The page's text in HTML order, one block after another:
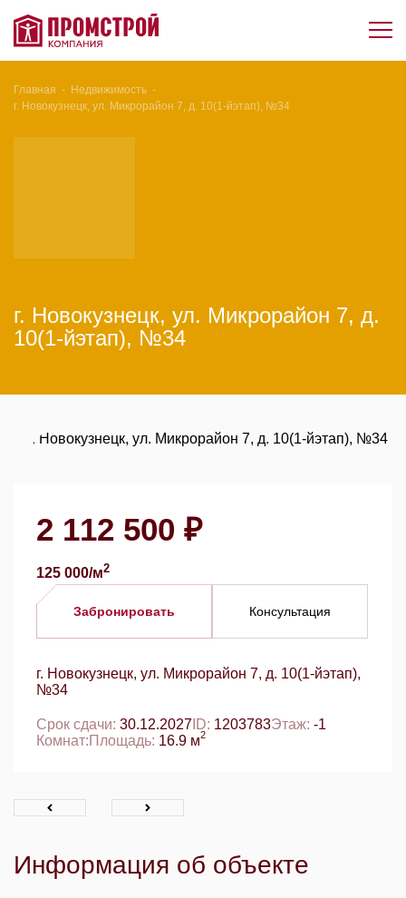
Главная - Недвижимость -
г. Новокузнецк, ул. Микрорайон 7, д. 10(1-йэтап), №34
г. Новокузнецк, ул. Микрорайон 7, д.
10(1-йэтап), №34
2 112 500 ₽
125 000/м2
Забронировать Консультация
г. Новокузнецк, ул. Микрорайон 7, д. 10(1-йэтап),
№34
Срок сдачи: 30.12.2027 ID: 1203783Этаж: -1
Комнат:Площадь: 16.9 м2
Информация об объекте